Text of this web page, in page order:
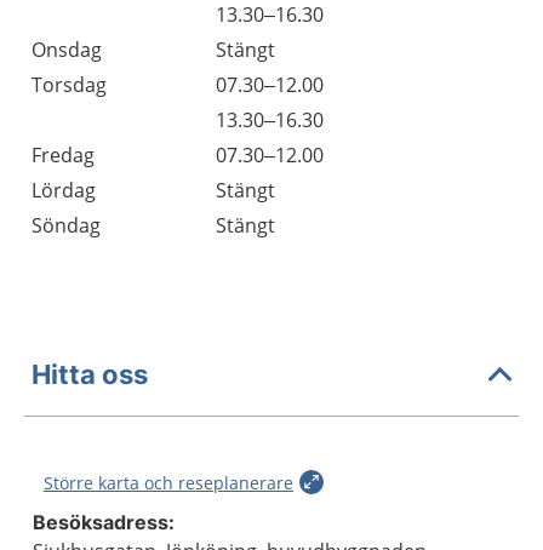
13.30–16.30
Onsdag
Stängt
Torsdag
07.30–12.00
13.30–16.30
Fredag
07.30–12.00
Lördag
Stängt
Söndag
Stängt
Hitta oss
Större karta och reseplanerare
Besöksadress: